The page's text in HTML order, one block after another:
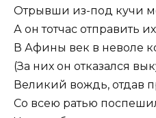
Отрывши из-под кучи
А он тотчас отправить
В Афины век в неволе
(За них он отказался
Великий вождь, отдав
Со всею ратью